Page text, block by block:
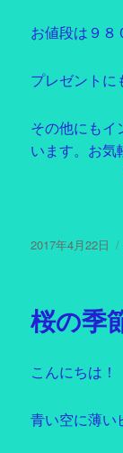
お値段は９８
プレゼント
その他にもイ
います。お気
投
2017年4月22日
桜の季
こんにちは
青い空に薄い